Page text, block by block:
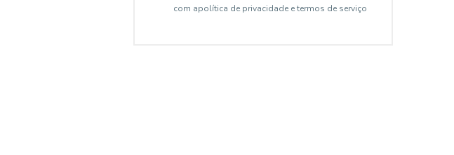
com apolítica de privacidade e termos de serviço